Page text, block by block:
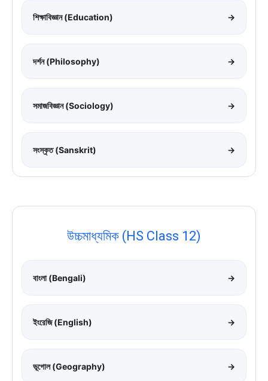
শিক্ষাবিজ্ঞান (Education) →
দর্শন (Philosophy) →
সমাজবিজ্ঞান (Sociology) →
সংস্কৃত (Sanskrit) →
উচ্চমাধ্যমিক (HS Class 12)
বাংলা (Bengali) →
ইংরেজি (English) →
ভূগোল (Geography) →